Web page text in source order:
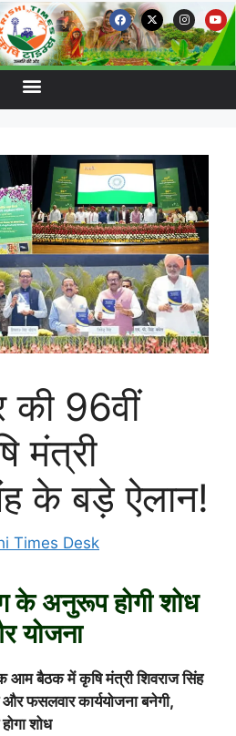
96वीं
मंत्री
के बड़े ऐलान!
Times Desk
के अनुरूप होगी शोध
योजना
आम बैठक में कृषि मंत्री शिवराज सिंह
और फसलवार कार्ययोजना बनेगी,
शोध